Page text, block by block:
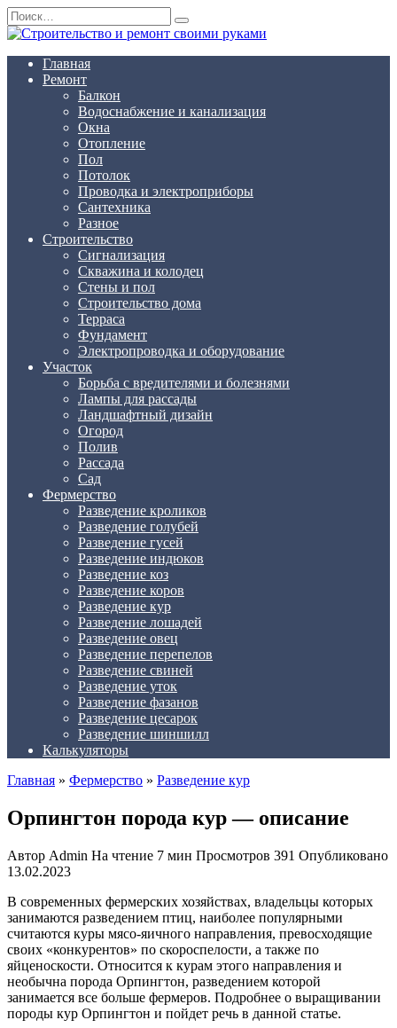
Перейти
к
содержанию
Search
for:
Главная
Ремонт
Балкон
Водоснабжение и канализация
Окна
Отопление
Пол
Потолок
Проводка и электроприборы
Сантехника
Разное
Строительство
Сигнализация
Скважина и колодец
Стены и пол
Строительство дома
Терраса
Фундамент
Электропроводка и оборудование
Участок
Борьба с вредителями и болезнями
Лампы для рассады
Ландшафтный дизайн
Огород
Полив
Рассада
Сад
Фермерство
Разведение кроликов
Разведение голубей
Разведение гусей
Разведение индюков
Разведение коз
Разведение коров
Разведение кур
Разведение лошадей
Разведение овец
Разведение перепелов
Разведение свиней
Разведение уток
Разведение фазанов
Разведение цесарок
Разведение шиншилл
Калькуляторы
Главная » Фермерство » Разведение кур
Орпингтон порода кур — описание
Автор Admin На чтение 7 мин Просмотров 391 Опубликовано
13.02.2023
В современных фермерских хозяйствах, владельцы которых
занимаются разведением птиц, наиболее популярными
считаются куры мясо-яичного направления, превосходящие
своих «конкурентов» по скороспелости, а также по
яйценоскости. Относится к курам этого направления и
необычна порода Орпингтон, разведением которой
занимается все больше фермеров. Подробнее о выращивании
породы кур Орпингтон и пойдет речь в данной статье.